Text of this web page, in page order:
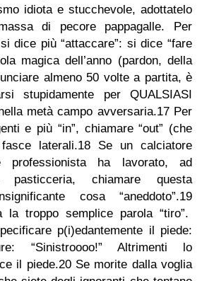
idiota e stucchevole, adottatelo
di pecore pappagalle. Per
dice più “attaccare”: si dice “fare
magica dell’anno (pardon, della
almeno 50 volte a partita, è
stupidamente per QUALSIASI
metà campo avversaria.17Per
e più “in”, chiamare “out” (che
laterali.18 Se un calciatore
professionista ha lavorato, ad
chiamare questa
cosa “aneddoto”.19
la troppo semplice parola “tiro”.
p(i)edantemente il piede:
“Sinistroooo!” Altrimenti lo
il piede.20 Se morite dalla voglia